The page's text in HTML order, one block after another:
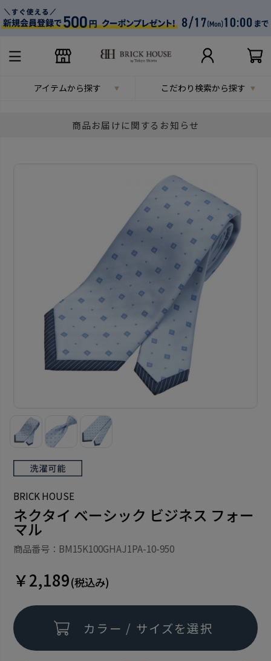
アイテムから探す こだわり検索から探す
商品お届けに関するお知らせ
BRICK HOUSE
ネクタイ ベーシック ビジネス フォー
マル
商品番号：BM15K100GHAJ1PA-10-950
￥2,189(税込み)
カラー / サイズを選択